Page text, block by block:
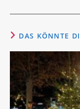
DAS KÖNNTE